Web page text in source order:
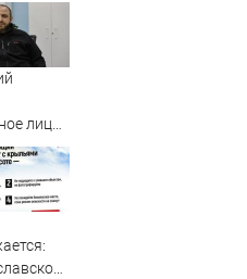
и
в СНТ
Твери и
новости.
лицо
разведке